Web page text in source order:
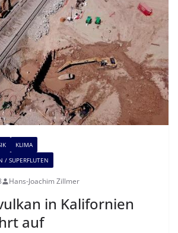
KLIMA
/ SUPERFLUTEN
Hans-Joachim Zillmer
in Kalifornien
auf